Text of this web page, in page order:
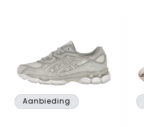
c
t
Aanbieding